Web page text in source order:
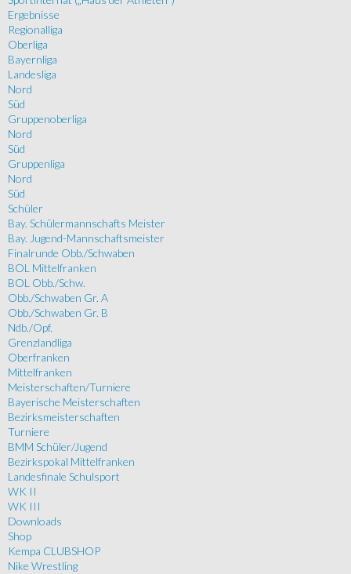
Ergebnisse
Regionalliga
Oberliga
Bayernliga
Landesliga
Nord
Süd
Gruppenoberliga
Nord
Süd
Gruppenliga
Nord
Süd
Schüler
Bay. Schülermannschafts Meister
Bay. Jugend-Mannschaftsmeister
Finalrunde Obb./Schwaben
BOL Mittelfranken
BOL Obb./Schw.
Obb./Schwaben Gr. A
Obb./Schwaben Gr. B
Ndb./Opf.
Grenzlandliga
Oberfranken
Mittelfranken
Meisterschaften/Turniere
Bayerische Meisterschaften
Bezirksmeisterschaften
Turniere
BMM Schüler/Jugend
Bezirkspokal Mittelfranken
Landesfinale Schulsport
WK II
WK III
Downloads
Shop
Kempa CLUBSHOP
Nike Wrestling